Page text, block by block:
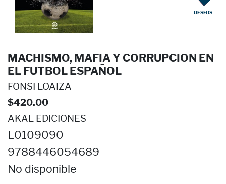
MACHISMO, MAFIA Y CORRUPCION EN
EL FUTBOL ESPAÑOL
FONSI LOAIZA
$420.00
AKAL EDICIONES
L0109090
9788446054689
No disponible
DESEOS